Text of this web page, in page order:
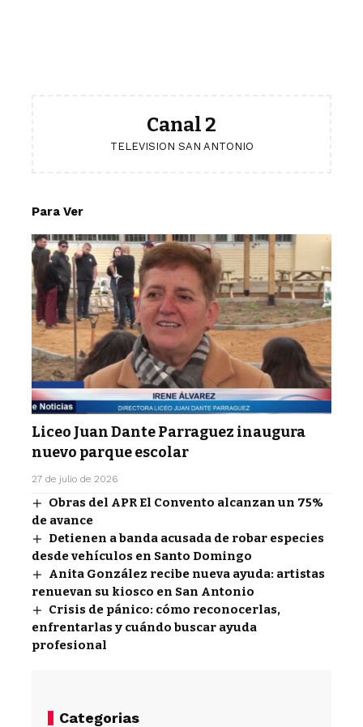
Canal 2
TELEVISION SAN ANTONIO
Para Ver
Liceo Juan Dante Parraguez inaugura
nuevo parque escolar
27 de julio de 2026
Obras del APR El Convento alcanzan un 75%
de avance
Detienen a banda acusada de robar especies
desde vehículos en Santo Domingo
Anita González recibe nueva ayuda: artistas
renuevan su kiosco en San Antonio
Crisis de pánico: cómo reconocerlas,
enfrentarlas y cuándo buscar ayuda
profesional
Categorias